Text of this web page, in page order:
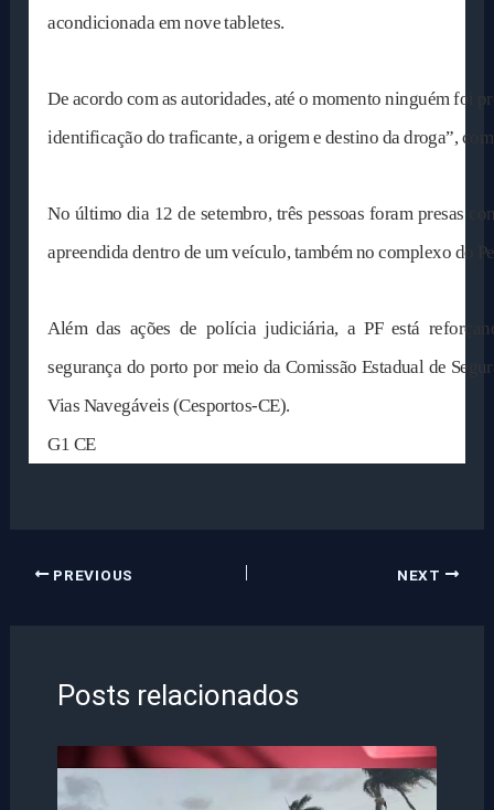
acondicionada em nove tabletes.
De acordo com as autoridades, até o momento ninguém foi
identificação do traficante, a origem e destino da droga”,
No último dia 12 de setembro, três pessoas foram presas
apreendida dentro de um veículo, também no complexo do
Além das ações de polícia judiciária, a PF está
segurança do porto por meio da Comissão Estadual de
Vias Navegáveis (Cesportos-CE).
G1 CE
PREVIOUS NEXT
Posts relacionados